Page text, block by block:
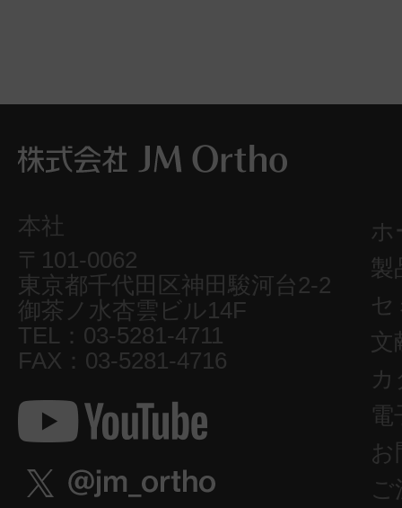
ホ
製
セ
文
電
お
ご
本社
〒101-0062
東京都千代田区神田駿河台2-2
御茶ノ水杏雲ビル14F
TEL：03-5281-4711
FAX：03-5281-4716